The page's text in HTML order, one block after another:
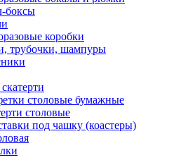
боксы
коробки
трубочки, шампуры
столовые бумажные
столовые
под чашку (коастеры)